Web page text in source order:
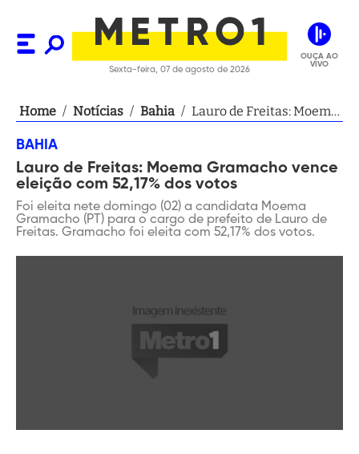
Sexta-feira, 07 de agosto de 2026
OUÇA AO
VIVO
Home / Notícias / Bahia / Lauro de Freitas: Moema
BAHIA
Lauro de Freitas: Moema Gramacho vence
eleição com 52,17% dos votos
Foi eleita nete domingo (02) a candidata Moema
Gramacho (PT) para o cargo de prefeito de Lauro de
Freitas. Gramacho foi eleita com 52,17% dos votos.